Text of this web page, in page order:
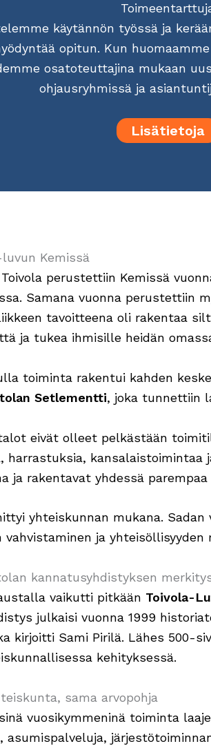
käytännön työssä ja
opitun. Kun
osatoteuttajina mukaan
ohjausryhmissä ja
Lisätietoja
Kemissä
perustettiin Kemissä
Samana vuonna perustettiin
tavoitteena oli rakentaa
ja tukea ihmisille heidän
toiminta rakentui kahden
Setlementti, joka tunnettiin
eivät olleet pelkästään
harrastuksia,
ja rakentavat yhdessä parempaa
yhteiskunnan mukana.
vahvistaminen ja
kannatusyhdistyksen
vaikutti pitkään Toivola-
julkaisi vuonna 1999
kirjoitti Sami Pirilä. Lähes 500-
kehityksessä.
sama arvopohja
vuosikymmeninä toiminta
asumispalveluja,